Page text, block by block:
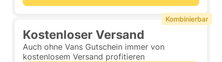
Kostenloser Versand
Auch ohne Vans Gutschein immer von
kostenlosem Versand profitieren
Kombinierbar